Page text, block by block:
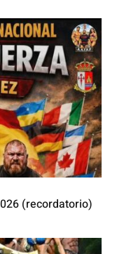
(recordatorio)